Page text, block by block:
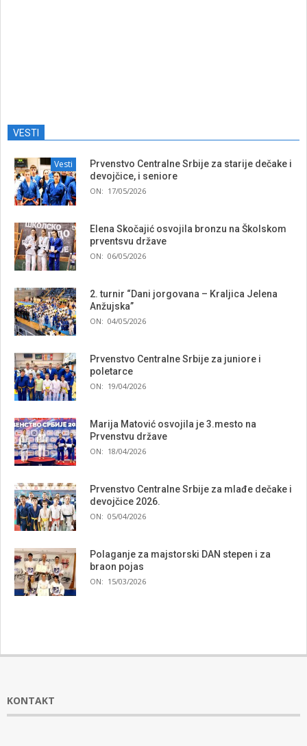
VESTI
Vesti
Prvenstvo Centralne Srbije za starije dečake i
devojčice, i seniore
ON: 17/05/2026
Elena Skočajić osvojila bronzu na Školskom
prventsvu države
ON: 06/05/2026
2. turnir “Dani jorgovana – Kraljica Jelena
Anžujska”
ON: 04/05/2026
Prvenstvo Centralne Srbije za juniore i
poletarce
ON: 19/04/2026
Marija Matović osvojila je 3.mesto na
Prvenstvu države
ON: 18/04/2026
Prvenstvo Centralne Srbije za mlađe dečake i
devojčice 2026.
ON: 05/04/2026
Polaganje za majstorski DAN stepen i za
braon pojas
ON: 15/03/2026
KONTAKT